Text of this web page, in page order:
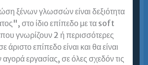
ΑΣΕΠ. Είναι η Ευρωδιάσταση η
για εμένα; …
ξένων γλωσσών είναι δεξιότητα
στο ίδιο επίπεδο με τα soft
γνωρίζουν 2 ή περισσότερες
άριστο επίπεδο είναι και θα είναι
αγορά εργασίας, σε όλες σχεδόν τις